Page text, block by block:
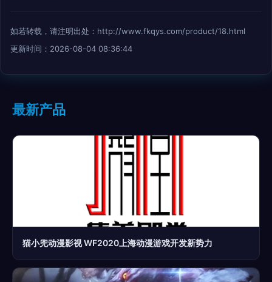
如若转载，请注明出处：http://www.fkqys.com/product/18.html
更新时间：2026-08-04 08:36:44
最新产品
猫小兜动漫影视 WF2020上海动漫游戏开发新势力